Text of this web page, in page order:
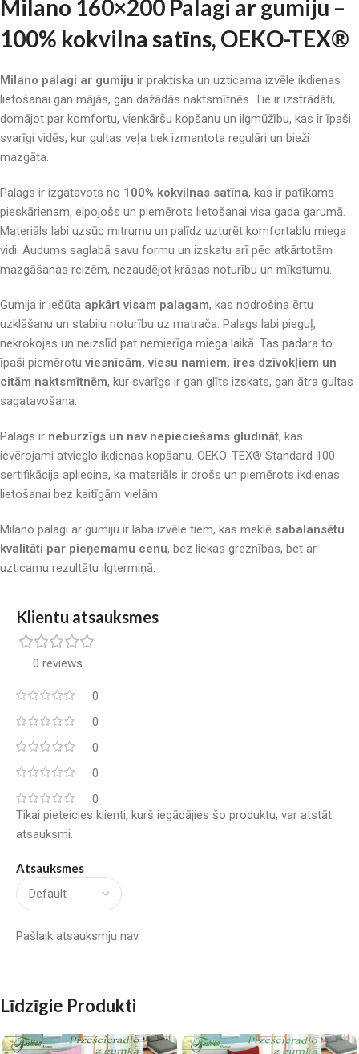
Milano 160×200 Palagi ar gumiju –
100% kokvilna satīns, OEKO-TEX®
Milano palagi ar gumiju ir praktiska un uzticama izvēle ikdienas
lietošanai gan mājās, gan dažādās naktsmītnēs. Tie ir izstrādāti,
domājot par komfortu, vienkāršu kopšanu un ilgmūžību, kas ir īpaši
svarīgi vidēs, kur gultas veļa tiek izmantota regulāri un bieži
mazgāta.
Palags ir izgatavots no 100% kokvilnas satīna, kas ir patīkams
pieskārienam, elpojošs un piemērots lietošanai visa gada garumā.
Materiāls labi uzsūc mitrumu un palīdz uzturēt komfortablu miega
vidi. Audums saglabā savu formu un izskatu arī pēc atkārtotām
mazgāšanas reizēm, nezaudējot krāsas noturību un mīkstumu.
Gumija ir iešūta apkārt visam palagam, kas nodrošina ērtu
uzklāšanu un stabilu noturību uz matrača. Palags labi pieguļ,
nekrokojas un neizslīd pat nemierīga miega laikā. Tas padara to
īpaši piemērotu viesnīcām, viesu namiem, īres dzīvokļiem un
citām naktsmītnēm, kur svarīgs ir gan glīts izskats, gan ātra gultas
sagatavošana.
Palags ir neburzīgs un nav nepieciešams gludināt, kas
ievērojami atvieglo ikdienas kopšanu. OEKO-TEX® Standard 100
sertifikācija apliecina, ka materiāls ir drošs un piemērots ikdienas
lietošanai bez kaitīgām vielām.
Milano palagi ar gumiju ir laba izvēle tiem, kas meklē sabalansētu
kvalitāti par pieņemamu cenu, bez liekas greznības, bet ar
uzticamu rezultātu ilgtermiņā.
Klientu atsauksmes
0 reviews
0
0
0
0
0
Atsauksmes
Pašlaik atsauksmju nav.
Tikai pieteicies klienti, kurš iegādājies šo produktu, var atstāt
atsauksmi.
Līdzīgie Produkti